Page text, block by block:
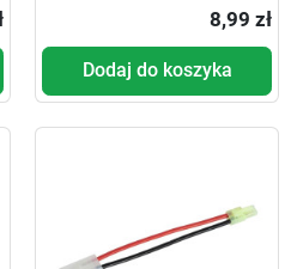
8,99 zł
Dodaj do koszyka